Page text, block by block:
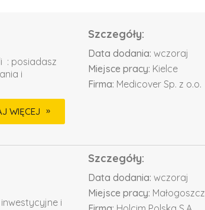
: posiadasz
i
Szczegóły:
Data dodania: wczoraj
Miejsce pracy: Kielce
Firma: Medicover Sp. z o.o.
WIĘCEJ
i
Szczegóły:
Data dodania: wczoraj
Miejsce pracy: Małogoszcz